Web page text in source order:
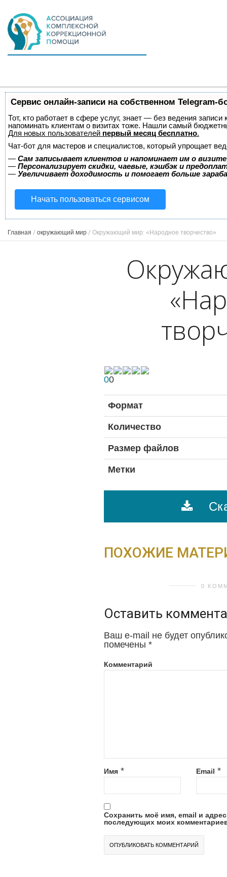
Сервис онлайн-записи на собственном Telegram-
Тот, кто работает в сфере услуг, знает — без ведения
напоминать клиентам о визитах тоже. Нашли самый
Для новых пользователей первый месяц бесплатно.
Чат-бот для мастеров и специалистов, который упрощает
— Сам записывает клиентов и напоминает им о
— Персонализирует скидки, чаевые, кэшбэк и
— Увеличивает доходимость и помогает больше
Начать пользоваться сервисом
Главная / окружающий мир / Окружающий мир: «Народное творчество»
00
Формат
Количество
Размер файлов
Метки
ПОХОЖИЕ
0
Оставить
Ваш e-mail не будет
помечены *
Комментарий
Имя * Email *
Сохранить моё имя, email и
последующих моих